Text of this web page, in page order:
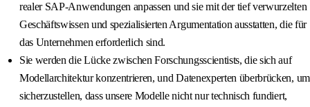
realer SAP-Anwendungen anpassen und sie mit der tief verwurzelten
Geschäftswissen und spezialisierten Argumentation ausstatten, die für
das Unternehmen erforderlich sind.
Sie werden die Lücke zwischen Forschungsscientists, die sich auf
Modellarchitektur konzentrieren, und Datenexperten überbrücken, um
sicherzustellen, dass unsere Modelle nicht nur technisch fundiert,